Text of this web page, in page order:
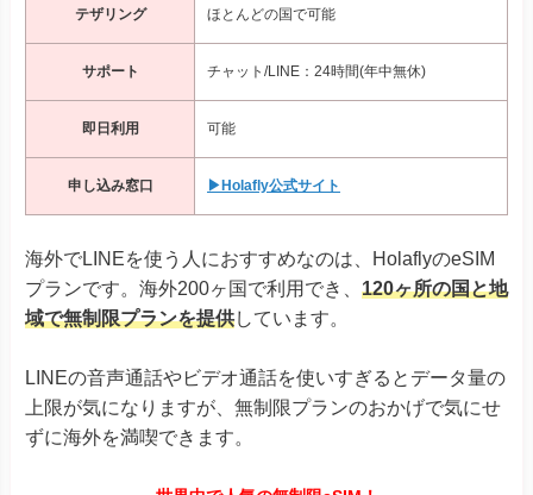
テザリング ほとんどの国で可能
サポート チャット/LINE：24時間(年中無休)
即日利用 可能
申し込み窓口 ▶Holafly公式サイト
海外でLINEを使う人におすすめなのは、HolaflyのeSIM
プランです。海外200ヶ国で利用でき、 120ヶ所の国と地
域で無制限プランを提供しています。
LINEの音声通話やビデオ通話を使いすぎるとデータ量の
上限が気になりますが、無制限プランのおかげで気にせ
ずに海外を満喫できます。